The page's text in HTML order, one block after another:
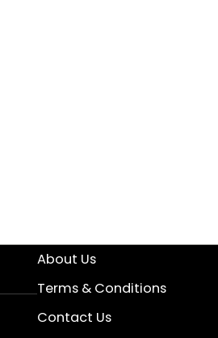
About Us
Terms & Conditions
Contact Us